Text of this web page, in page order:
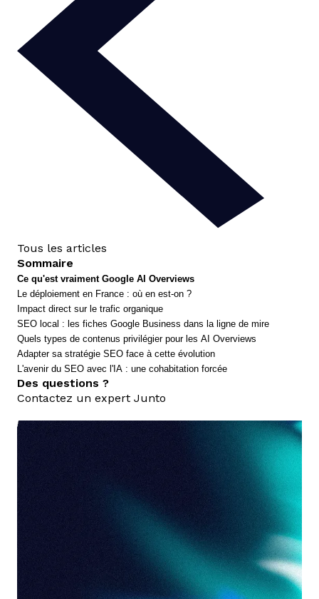
Tous les articles
Sommaire
Ce qu'est vraiment Google AI Overviews
Le déploiement en France : où en est-on ?
Impact direct sur le trafic organique
SEO local : les fiches Google Business dans la ligne de mire
Quels types de contenus privilégier pour les AI Overviews
Adapter sa stratégie SEO face à cette évolution
L'avenir du SEO avec l'IA : une cohabitation forcée
Des questions ?
Contactez un expert Junto